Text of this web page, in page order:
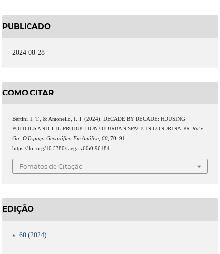
PUBLICADO
2024-08-28
COMO CITAR
Bertini, I. T., & Antonello, I. T. (2024). DECADE BY DECADE: HOUSING
POLICIES AND THE PRODUCTION OF URBAN SPACE IN LONDRINA-PR. Ra’e
Ga: O Espaço Geográfico Em Análise, 60, 70–91.
https://doi.org/10.5380/raega.v60i0.96184
Fomatos de Citação
EDIÇÃO
v. 60 (2024)